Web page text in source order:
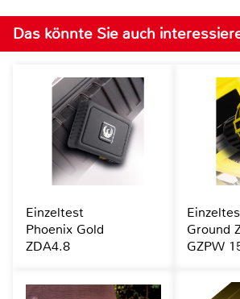
Das könnte Sie auch
Einzeltest
Phoenix Gold
ZDA4.8
Ground
GZPW